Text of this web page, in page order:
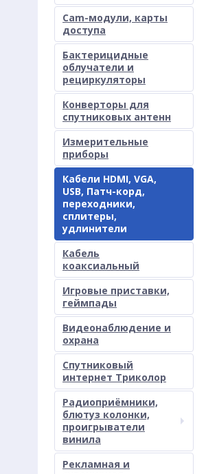
Cam-модули, карты
доступа
Бактерицидные
облучатели и
рециркуляторы
Конверторы для
спутниковых антенн
Измерительные
приборы
Кабели HDMI, VGA,
USB, Патч-корд,
переходники,
сплитеры,
удлинители
Кабель
коаксиальный
Игровые приставки,
геймпады
Видеонаблюдение и
охрана
Спутниковый
интернет Триколор
Радиоприёмники,
блютуз колонки,
проигрыватели
винила
Рекламная и